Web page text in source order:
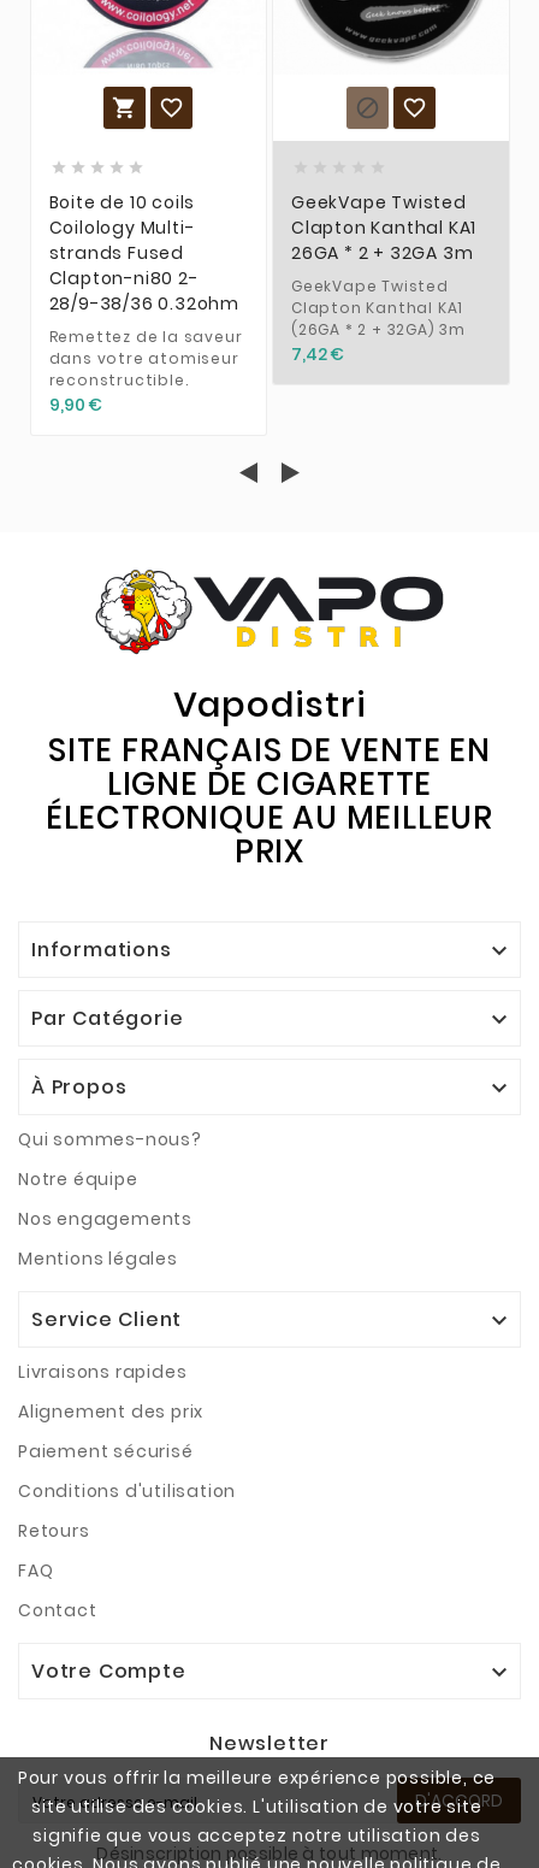
Pour vous offrir la meilleure expérience possible, ce
site utilise des cookies. L'utilisation de votre site
signifie que vous acceptez notre utilisation des
 
    
Boite de 10 coils
Coilology Multi-
strands Fused
Clapton-ni80 2-
28/9-38/36 0.32ohm
Remettez de la saveur
dans votre atomiseur
reconstructible.
9,90 €
 
GeekVape Twisted
Clapton Kanthal KA1
26GA * 2 + 32GA 3m
GeekVape Twisted
Clapton Kanthal KA1
(26GA * 2 + 32GA) 3m
7,42 €
Vapodistri
SITE FRANÇAIS DE VENTE EN
LIGNE DE CIGARETTE
ÉLECTRONIQUE AU MEILLEUR
PRIX
Informations 
Par Catégorie 
À Propos 
Qui sommes-nous?
Notre équipe
Nos engagements
Mentions légales
Service Client 
Livraisons rapides
Alignement des prix
Paiement sécurisé
Conditions d'utilisation
Retours
FAQ
Contact
Votre Compte 
Newsletter
D'ACCORD
Désinscription possible à tout moment.